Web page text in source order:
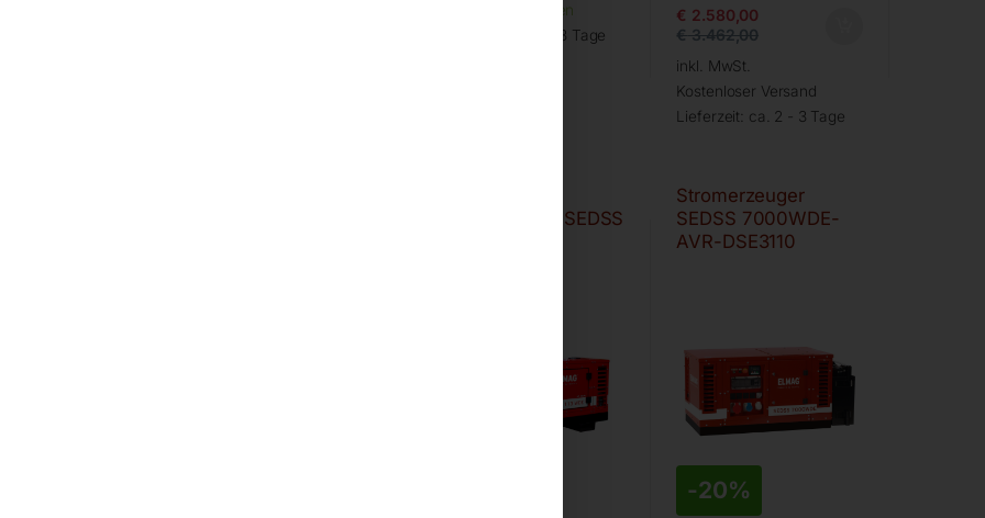
Versandkosten
ca. 2 - 3 Tage
€ 2.580,00
€3.462,00
inkl. MwSt.
Kostenloser Versand
Lieferzeit: ca. 2 - 3 Tage
Komplettpaket SEDSS
Stromerzeuger
SEDSS 7000WDE-
AVR-DSE3110
-20%